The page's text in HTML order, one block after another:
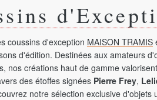
coussins d'exception MAISON TRAMIS
d'édition. Destinées aux amateurs
nos créations haut de gamme
des étoffes signées Pierre Frey,
notre sélection exclusive d'objets